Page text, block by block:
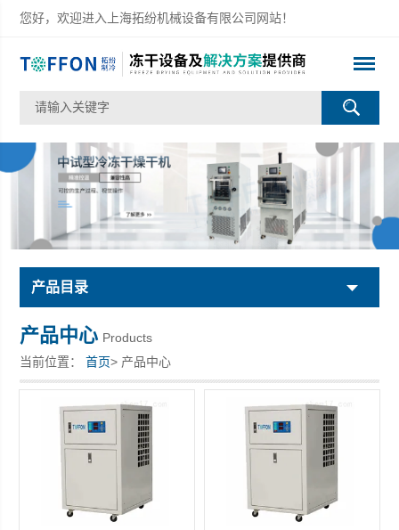
您好，欢迎进入上海拓纷机械设备有限公司网站！
产品目录
产品中心 Products
当前位置：首页> 产品中心